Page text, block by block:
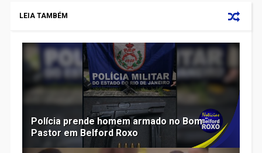
LEIA TAMBÉM
Polícia prende homem armado no Bom
Pastor em Belford Roxo